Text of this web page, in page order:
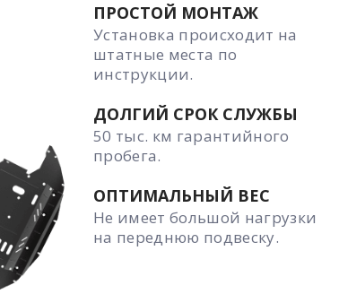
ПРОСТОЙ МОНТАЖ
Установка происходит на
штатные места по
инструкции.
ДОЛГИЙ СРОК СЛУЖБЫ
50 тыс. км гарантийного
пробега.
ОПТИМАЛЬНЫЙ ВЕС
Не имеет большой нагрузки
на переднюю подвеску.